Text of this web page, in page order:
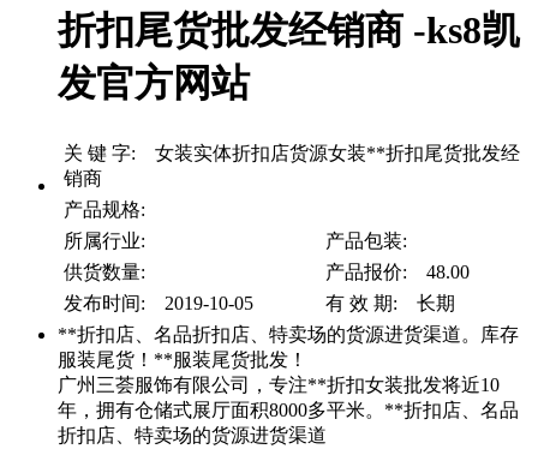
折扣尾货批发经销商 -ks8凯
发官方网站
关 键 字: 女装实体折扣店货源女装**折扣尾货批发经
销商
产品规格:
所属行业:
产品包装:
供货数量:
产品报价: 48.00
发布时间: 2019-10-05
有 效 期: 长期
**折扣店、名品折扣店、特卖场的货源进货渠道。库存
服装尾货！**服装尾货批发！
广州三荟服饰有限公司，专注**折扣女装批发将近10
年，拥有仓储式展厅面积8000多平米。**折扣店、名品
折扣店、特卖场的货源进货渠道